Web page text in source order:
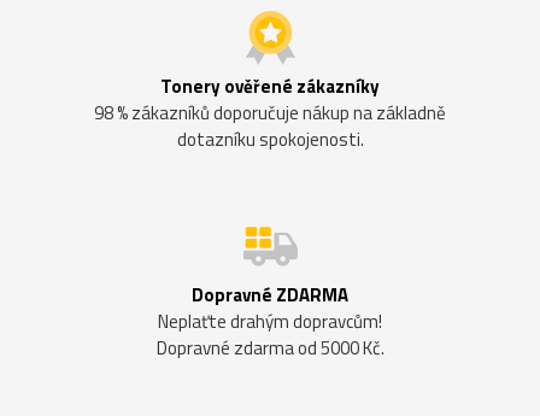
Tonery ověřené zákazníky
98 % zákazníků doporučuje nákup na základně
dotazníku spokojenosti.
Dopravné ZDARMA
Neplaťte drahým dopravcům!
Dopravné zdarma od 5000 Kč.